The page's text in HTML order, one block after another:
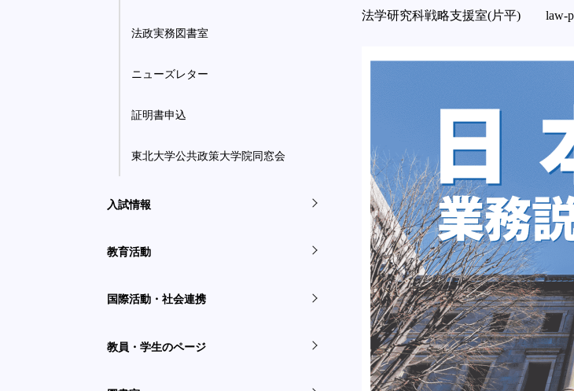
法学研究科戦略支援室(片平) law-
法政実務図書室
ニューズレター
証明書申込
東北大学公共政策大学院同窓会
入試情報
教育活動
国際活動・社会連携
教員・学生のページ